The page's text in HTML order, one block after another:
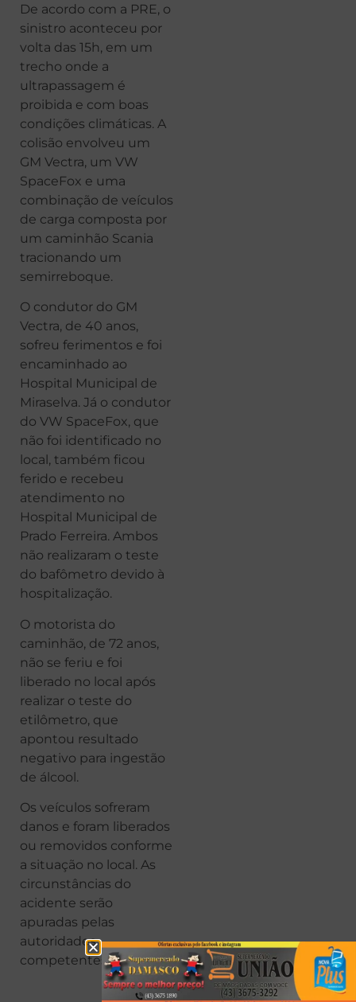
De acordo com a PRE, o
sinistro aconteceu por
volta das 15h, em um
trecho onde a
ultrapassagem é
proibida e com boas
condições climáticas. A
colisão envolveu um
GM Vectra, um VW
SpaceFox e uma
combinação de veículos
de carga composta por
um caminhão Scania
tracionando um
semirreboque.
O condutor do GM
Vectra, de 40 anos,
sofreu ferimentos e foi
encaminhado ao
Hospital Municipal de
Miraselva. Já o condutor
do VW SpaceFox, que
não foi identificado no
local, também ficou
ferido e recebeu
atendimento no
Hospital Municipal de
Prado Ferreira. Ambos
não realizaram o teste
do bafômetro devido à
hospitalização.
O motorista do
caminhão, de 72 anos,
não se feriu e foi
liberado no local após
realizar o teste do
etilômetro, que
apontou resultado
negativo para ingestão
de álcool.
Os veículos sofreram
danos e foram liberados
ou removidos conforme
a situação no local. As
circunstâncias do
acidente serão
apuradas pelas
autoridades
competentes.